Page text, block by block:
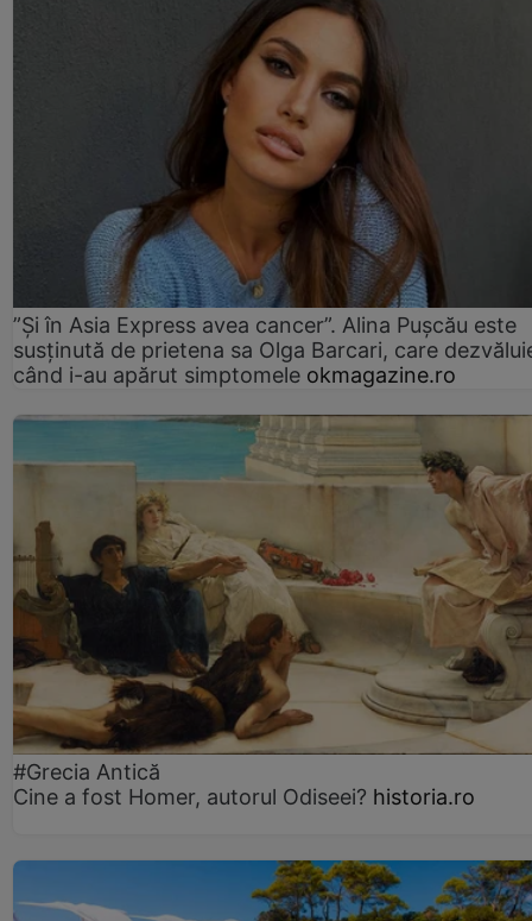
”Și în Asia Express avea cancer”. Alina Pușcău este
susținută de prietena sa Olga Barcari, care
când i-au apărut simptomele okmagazine.ro
#Grecia Antică
Cine a fost Homer, autorul Odiseei? historia.ro